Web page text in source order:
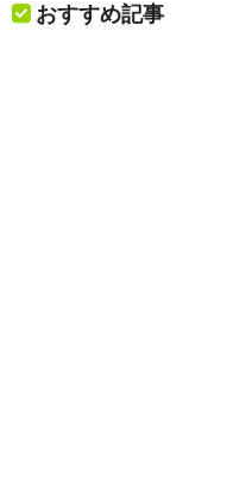
おすすめ記事